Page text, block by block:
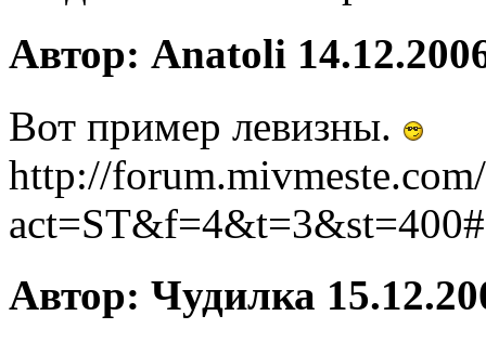
Автор: Anatoli
Вот пример левизны.
http://
act=ST&f=4&t=3&st=400#
Автор: Чудилка